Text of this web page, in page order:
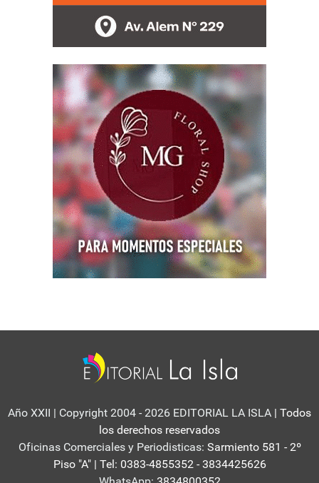
Año XXII | Copyright 2004 - 2026 EDITORIAL LA ISLA | Todos
los derechos reservados
Oficinas Comerciales y Periodisticas: Sarmiento 581 - 2º
Piso "A" | Tel: 0383-4855352 - 3834425626